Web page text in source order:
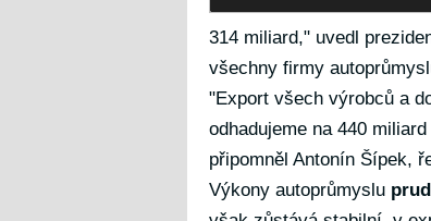
314 miliard," uvedl
všechny firmy
"Export všech výrobců a
odhadujeme na 440
připomněl Antonín Šípek,
Výkony autoprůmyslu